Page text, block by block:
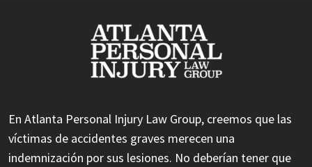
En Atlanta Personal Injury Law Group, creemos que las
víctimas de accidentes graves merecen una
indemnización por sus lesiones. No deberían tener que